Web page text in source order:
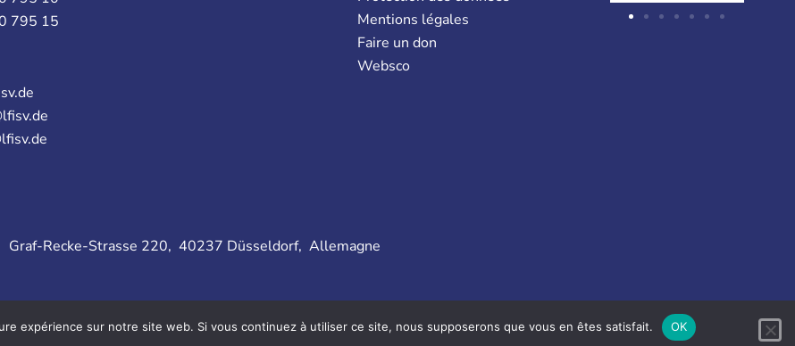
795 15
Mentions légales
Faire un don
Websco
Graf-Recke-Strasse 220, 40237 Düsseldorf, Allemagne
a
i
i
n
expérience sur notre site web. Si vous continuez à utiliser ce site, nous supposerons que vous en êtes satisfait. OK